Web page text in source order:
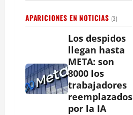
APARICIONES EN NOTICIAS (3)
Los despidos
llegan hasta
META: son
8000 los
trabajadores
reemplazados
por la IA